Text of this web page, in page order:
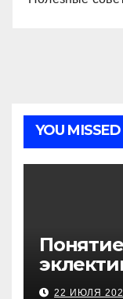
YOU MISSED
дизайне
22 ИЮЛЯ